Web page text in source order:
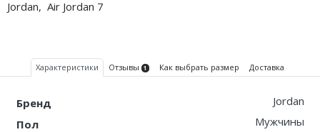
Jordan, Air Jordan 7
Характеристики Отзывы 1 Как выбрать размер Доставка
Бренд
Jordan
Пол
Мужчины